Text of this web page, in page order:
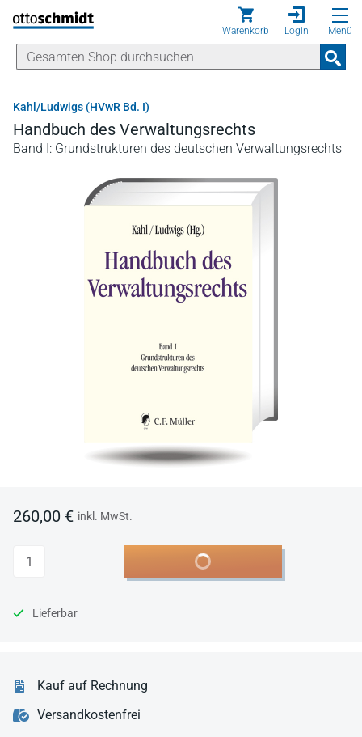
Direkt zum Inhalt
Warenkorb Login Menü
Kahl/Ludwigs (HVwR Bd. I)
Handbuch des Verwaltungsrechts
Band I: Grundstrukturen des deutschen Verwaltungsrechts
260,00 € inkl. MwSt.
Anzahl In den Warenkorb
Lieferbar
Kauf auf Rechnung
Versandkostenfrei